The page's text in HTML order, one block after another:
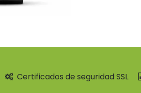
Certificados de seguridad SSL